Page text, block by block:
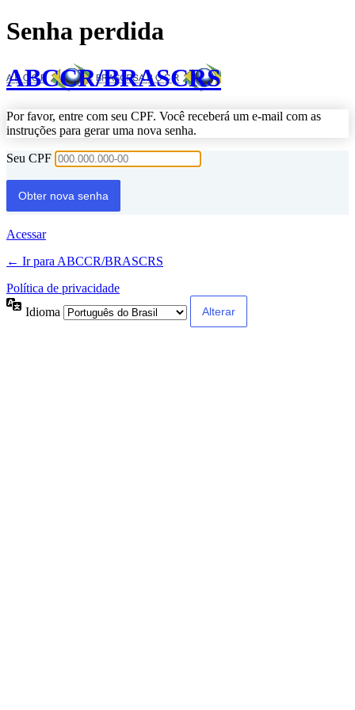
Senha perdida
ABCCR/BRASCRS
Por favor, entre com seu CPF. Você receberá um e-mail com as
instruções para gerar uma nova senha.
Seu CPF
Acessar
← Ir para ABCCR/BRASCRS
Política de privacidade
Idioma